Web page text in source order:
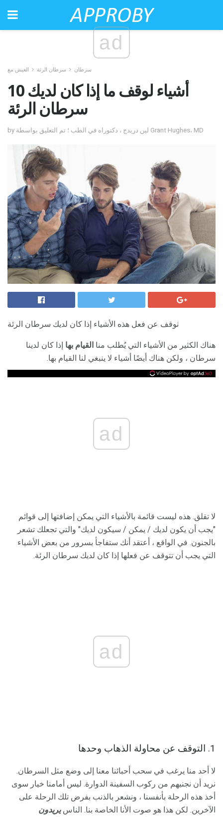
ad
سرطان سرطان الرئة العيش مع
10 أشياء لوقف ما إذا كان لديك
سرطان الرئة
by لين دريدج ، دكتوراه في الطب ؛ تم التعليق بواسطة Grant Hughes، MD
توقف عن فعل هذه الأشياء إذا كان لديك سرطان الرئة
هناك الكثير من الأشياء التي يُطلب منا القيام بها إذا كان لدينا
سرطان ، ولكن هناك أيضًا أشياء لا ينبغي لنا القيام بها.
ad
لا تقلق. هذه ليست قائمة بالأشياء التي يمكن إضافتها إلى قوائم
"يجب أن يكون لديك / يمكن / سيكون لديك" والتي تجعلك تشعر
بالجنون. في الواقع ، أعتقد أنك ستفاجأ بسرور من بعض الأشياء
التي يجب أن تتوقف عن فعلها إذا كان لديك سرطان الرئة.
ad
1. التوقف عن محاولة الذهاب وحدها
لا أحد منا يرغب في سحب أحبائنا معنا إلى وضع مثل السرطان.
نريد أن نجنيهم من ركوب السفينة الدوارة. ليس أمامنا خيار سوى
أخذ هذه الرحلة بأنفسنا ، ونشعر بالذنب بفرض تلك الرحلة على
الآخرين. لكن هذا هو صوت الأنا الخاصة بنا. الناسيريدون